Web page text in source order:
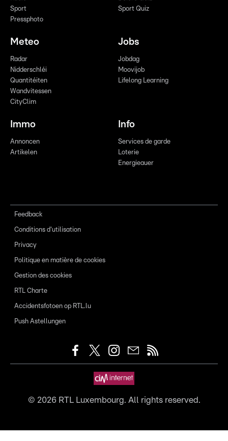
Sport
Pressphoto
Sport Quiz
Meteo
Radar
Nidderschléi
Quantitéiten
Wandvitessen
CityClim
Jobs
Jobdag
Moovijob
Lifelong Learning
Immo
Annoncen
Artikelen
Info
Services de garde
Loterie
Energieauer
Feedback
Conditions d'utilisation
Privacy
Politique en matière de cookies
Gestion des cookies
RTL Charte
Accidentsfotoen op RTL.lu
Push Astellungen
© 2026RTL Luxembourg. All rights reserved.